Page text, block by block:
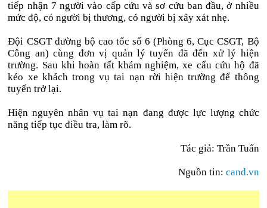
tiếp nhận 7 người vào cấp cứu và sơ cứu ban đầu, ở nhiều
mức độ, có người bị thương, có người bị xây xát nhẹ.
Đội CSGT đường bộ cao tốc số 6 (Phòng 6, Cục CSGT, Bộ
Công an) cùng đơn vị quản lý tuyến đã đến xử lý hiện
trường. Sau khi hoàn tất khám nghiệm, xe cẩu cứu hộ đã
kéo xe khách trong vụ tai nạn rời hiện trường để thông
tuyến trở lại.
Hiện nguyên nhân vụ tai nạn đang được lực lượng chức
năng tiếp tục điều tra, làm rõ.
Tác giả: Trần Tuấn
Nguồn tin: cand.vn